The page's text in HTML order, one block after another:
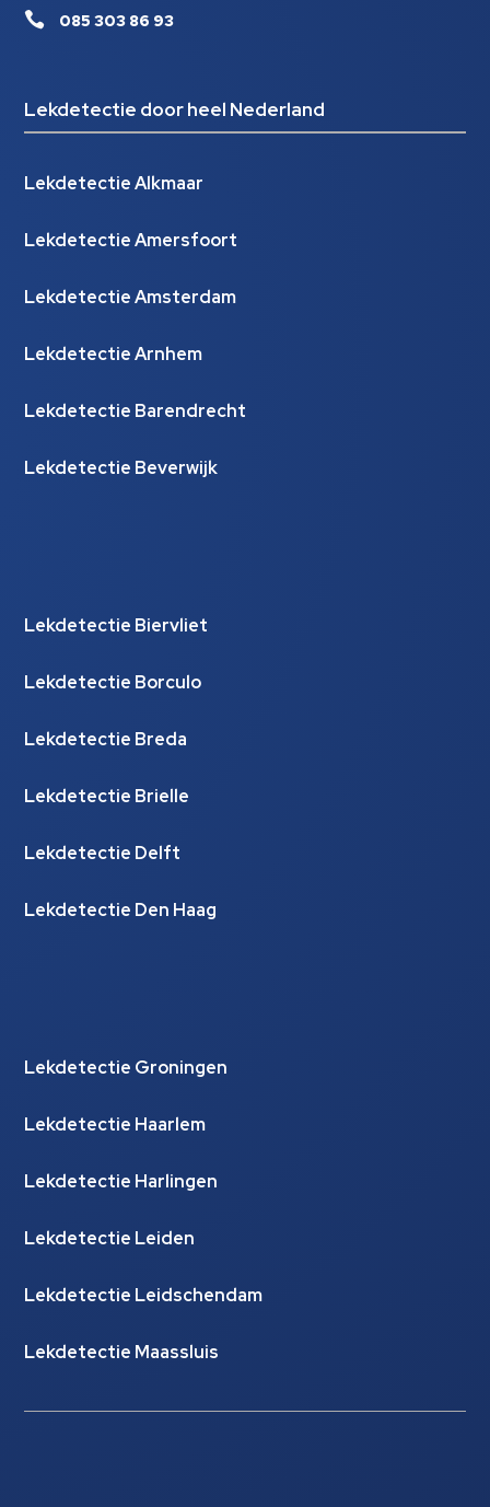
 085 303 86 93
Lekdetectie door heel Nederland
Lekdetectie Alkmaar
Lekdetectie Amersfoort
Lekdetectie Amsterdam
Lekdetectie Arnhem
Lekdetectie Barendrecht
Lekdetectie Beverwijk
Lekdetectie Biervliet
Lekdetectie Borculo
Lekdetectie Breda
Lekdetectie Brielle
Lekdetectie Delft
Lekdetectie Den Haag
Lekdetectie Groningen
Lekdetectie Haarlem
Lekdetectie Harlingen
Lekdetectie Leiden
Lekdetectie Leidschendam
Lekdetectie Maassluis